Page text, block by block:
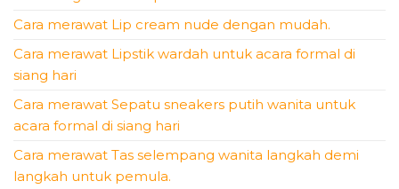
Cara merawat Lip cream nude dengan mudah.
Cara merawat Lipstik wardah untuk acara formal di
siang hari
Cara merawat Sepatu sneakers putih wanita untuk
acara formal di siang hari
Cara merawat Tas selempang wanita langkah demi
langkah untuk pemula.